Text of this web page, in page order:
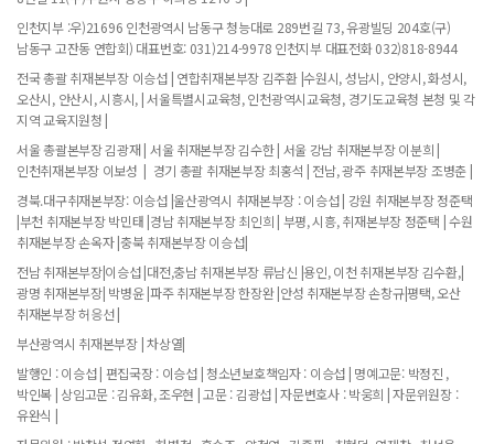
인천지부 :우)21696 인천광역시 남동구 청능대로 289번길 73, 유광빌딩 204호(구)
남동구 고잔동 연합회) 대표번호: 031)214-9978 인천지부 대표전화 032)818-8944
전국 총괄 취재본부장 이승섭 | 연합취재본부장 김주환 |수원시, 성남시, 안양시, 화성시,
오산시, 안산시, 시흥시, | 서울특별시교육청, 인천광역시교육청, 경기도교육청 본청 및 각
지역 교육지원청 |
서울 총괄본부장 김광재 | 서울 취재본부장 김수한 | 서울 강남 취재본부장 이분희 |
인천취재본부장 이보성 | 경기 총괄 취재본부장 최홍석 | 전남, 광주 취재본부장 조병춘 |
경북.대구취재본부장: 이승섭 |울산광역시 취재본부장 : 이승섭 | 강원 취재본부장 정준택
|부천 취재본부장 박민태 |경남 취재본부장 최인희 | 부평, 시흥, 취재본부장 정준택 | 수원
취재본부장 손옥자 |충북 취재본부장 이승섭|
전남 취재본부장|이승섭 |대전,충남 취재본부장 류남신 |용인, 이천 취재본부장 김수환,|
광명 취재본부장| 박병윤 |파주 취재본부장 한장완 |안성 취재본부장 손창규|평택, 오산
취재본부장 허응선 |
부산광역시 취재본부장 | 차상열|
발행인 : 이승섭 | 편집국장 : 이승섭 | 청소년보호책임자 : 이승섭 | 명예고문: 박정진 ,
박인복 | 상임고문 : 김유화, 조우현 | 고문 : 김광섭 | 자문변호사 : 박웅희 | 자문위원장 :
유완식 |